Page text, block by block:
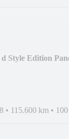
d Style Edition
• 115.600 km •